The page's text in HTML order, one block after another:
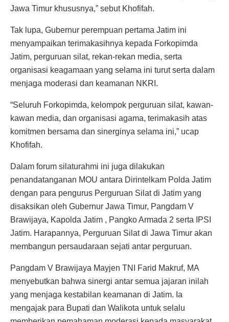
Jawa Timur khususnya,” sebut Khofifah.
Tak lupa, Gubernur perempuan pertama Jatim ini
menyampaikan terimakasihnya kepada Forkopimda
Jatim, perguruan silat, rekan-rekan media, serta
organisasi keagamaan yang selama ini turut serta dalam
menjaga moderasi dan keamanan NKRI.
“Seluruh Forkopimda, kelompok perguruan silat, kawan-
kawan media, dan organisasi agama, terimakasih atas
komitmen bersama dan sinerginya selama ini,” ucap
Khofifah.
Dalam forum silaturahmi ini juga dilakukan
penandatanganan MOU antara Dirintelkam Polda Jatim
dengan para pengurus Perguruan Silat di Jatim yang
disaksikan oleh Gubernur Jawa Timur, Pangdam V
Brawijaya, Kapolda Jatim , Pangko Armada 2 serta IPSI
Jatim. Harapannya, Perguruan Silat di Jawa Timur akan
membangun persaudaraan sejati antar perguruan.
Pangdam V Brawijaya Mayjen TNI Farid Makruf, MA
menyebutkan bahwa sinergi antar semua jajaran inilah
yang menjaga kestabilan keamanan di Jatim. Ia
mengajak para Bupati dan Walikota untuk selalu